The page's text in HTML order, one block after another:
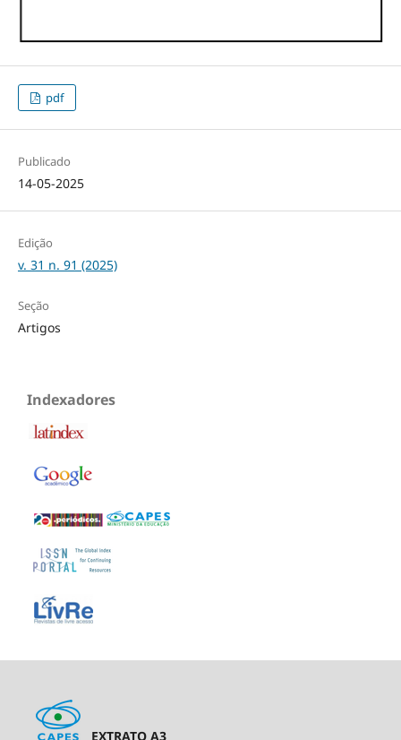
pdf
Publicado
14-05-2025
Edição
v. 31 n. 91 (2025)
Seção
Artigos
Indexadores
EXTRATO A3